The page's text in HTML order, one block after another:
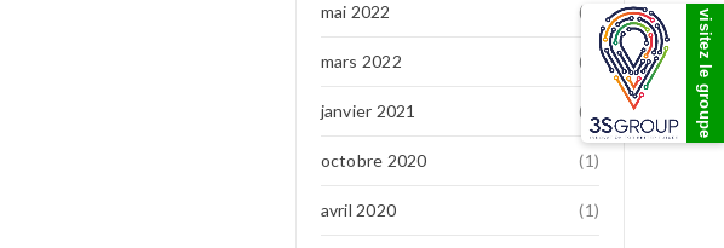
mai 2022 (7)
mars 2022 (1)
janvier 2021 (1)
octobre 2020 (1)
avril 2020 (1)
visitez le groupe